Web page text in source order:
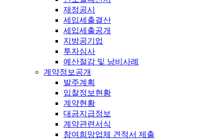
재정공시
세입세출결산
세입세출공개
지방공기업
투자심사
예산절감 및 낭비사례
계약정보공개
발주계획
입찰정보현황
계약현황
대금지급정보
계약관련서식
참여희망업체 견적서 제출